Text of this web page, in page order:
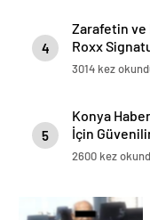
4
Zarafetin ve
Roxx
3014 kez
5
Konya
İçin
2600 kez